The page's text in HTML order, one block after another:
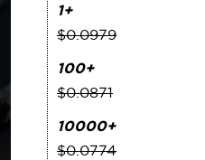
1+
$0.0979
100+
$0.0871
10000+
$0.0774